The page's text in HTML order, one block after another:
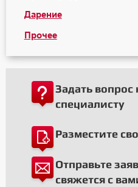
Дарение
Прочее
Задать
специалисту
Разместите
Отправьте
свяжется с